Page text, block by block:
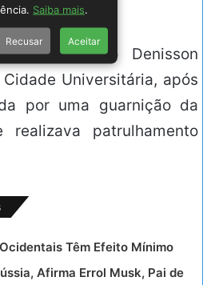
no Conjunto Denisson
Universitária, após
por uma guarnição da
patrulhamento
Têm Efeito Mínimo
Afirma Errol Musk, Pai de
Saiba mais
Recusar Aceitar